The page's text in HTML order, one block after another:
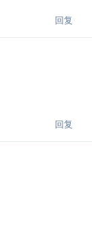
回复
回复